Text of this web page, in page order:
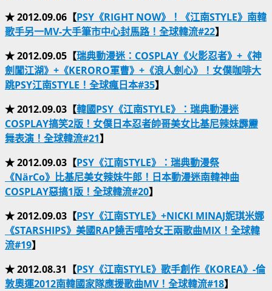
★ 2012.09.06【PSY《RIGHT NOW》！《江南STYLE》南韓
歌手另一MV-大手筆市中心封馬路！全球韓流#22】
★ 2012.09.05【瑞典動漫迷：COSPLAY《火影忍者》+《神
劍闖江湖》+《KERORO軍曹》+《浪人劍心》！女僕咖啡大
跳PSY江南STYLE！全球瘋日本#35】
★ 2012.09.03【韓國PSY《江南STYLE》：瑞典動漫迷
COSPLAY搞笑2版！女僕日本忍者帥哥美女比基尼辣妹霹靂
舞表演！全球韓流#21】
★ 2012.09.03【PSY《江南STYLE》：瑞典動漫祭
《NärCo》比基尼美女辣妹牛郎！日本動漫迷南韓神曲
COSPLAY惡搞1版！全球韓流#20】
★ 2012.09.03【PSY《江南STYLE》+NICKI MINAJ妮琪米娜
《STARSHIPS》美國RAP饒舌嘻哈女王兩歌曲MIX！全球韓
流#19】
★ 2012.08.31【PSY《江南STYLE》歌手創作《KOREA》-倫
敦奧運2012南韓國家隊應援歌曲MV！全球韓流#18】